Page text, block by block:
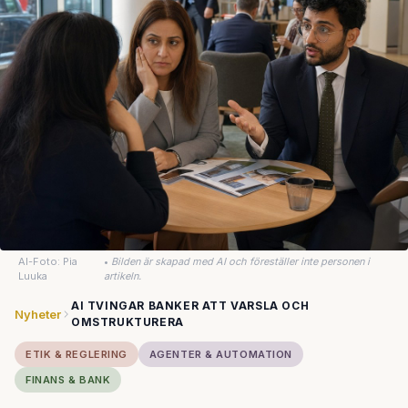
AI-Foto: Pia
Luuka
• Bilden är skapad med AI och föreställer inte personen i
artikeln.
Nyheter
AI TVINGAR BANKER ATT VARSLA OCH
OMSTRUKTURERA
ETIK & REGLERING
AGENTER & AUTOMATION
FINANS & BANK